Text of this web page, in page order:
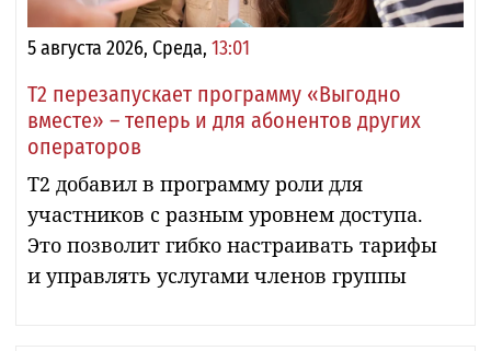
5 августа 2026, Среда, 13:01
Т2 перезапускает программу «Выгодно
вместе» – теперь и для абонентов других
операторов
Т2 добавил в программу роли для
участников с разным уровнем доступа.
Это позволит гибко настраивать тарифы
и управлять услугами членов группы